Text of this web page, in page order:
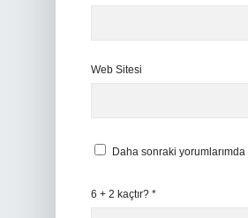
Web Sitesi
Daha sonraki
6 + 2 kaçtır? *